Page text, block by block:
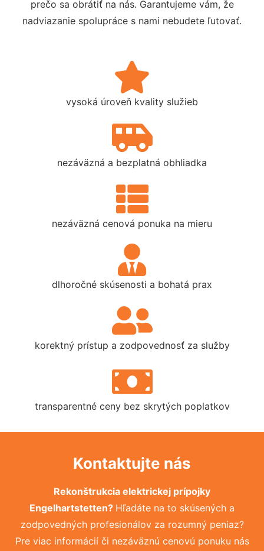
prečo sa obrátiť na nás. Garantujeme vám, že
nadviazanie spolupráce s nami nebudete ľutovať.
vysoká úroveň kvality služieb
nezáväzná a bezplatná obhliadka
nezáväzná cenová ponuka na mieru
dlhoročné skúsenosti a bohatá prax
korektný prístup a zodpovednosť za služby
transparentné ceny bez skrytých poplatkov
Kontaktujte nás
Rekonštrukcia elektrickej prípojky
Engelhartstetten? Hľadáte na to skúsených a
zodpovedných profesionálov za rozumný peniaz?
Pre viac informácií či nezáväznú cenovú ponuku nás